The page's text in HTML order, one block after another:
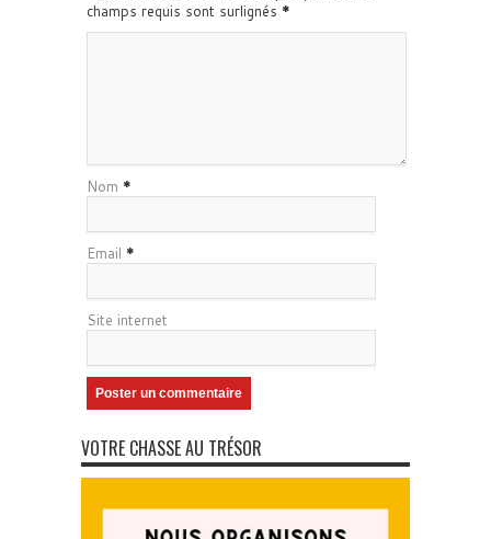
champs requis sont surlignés *
Nom *
Email *
Site internet
VOTRE CHASSE AU TRÉSOR